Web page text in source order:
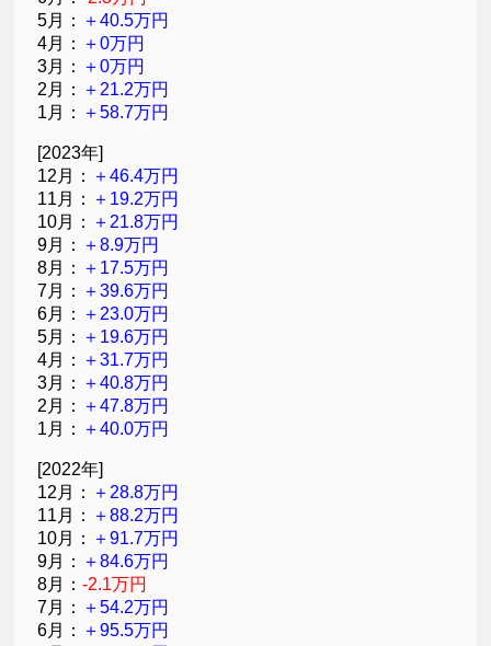
5月： ＋40.5万円
4月： ＋0万円
3月： ＋0万円
2月： ＋21.2万円
1月： ＋58.7万円
[2023年]
12月： ＋46.4万円
11月： ＋19.2万円
10月： ＋21.8万円
9月： ＋8.9万円
8月： ＋17.5万円
7月： ＋39.6万円
6月： ＋23.0万円
5月： ＋19.6万円
4月： ＋31.7万円
3月： ＋40.8万円
2月： ＋47.8万円
1月： ＋40.0万円
[2022年]
12月： ＋28.8万円
11月： ＋88.2万円
10月： ＋91.7万円
9月： ＋84.6万円
8月：-2.1万円
7月： ＋54.2万円
6月： ＋95.5万円